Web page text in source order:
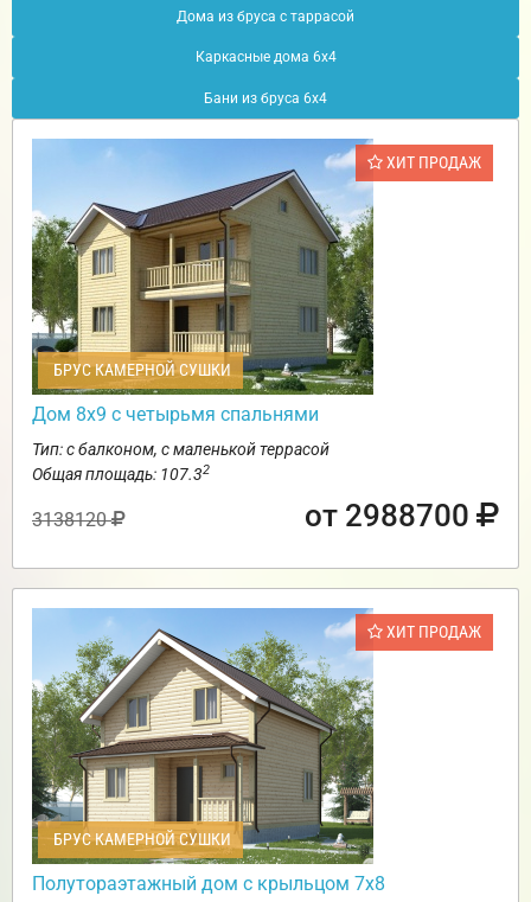
Дома из бруса с таррасой
Каркасные дома 6х4
Бани из бруса 6х4
ХИТ ПРОДАЖ
БРУС КАМЕРНОЙ СУШКИ
Дом 8х9 с четырьмя спальнями
Тип: с балконом, с маленькой террасой
Общая площадь: 107.32
3138120 от 2988700
ХИТ ПРОДАЖ
БРУС КАМЕРНОЙ СУШКИ
Полутораэтажный дом с крыльцом 7х8